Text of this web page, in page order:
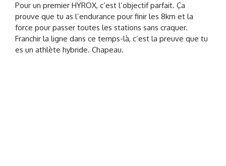
Pour un premier HYROX, c’est l’objectif parfait. Ça
prouve que tu as l’endurance pour finir les 8km et la
force pour passer toutes les stations sans craquer.
Franchir la ligne dans ce temps-là, c’est la preuve que tu
es un athlète hybride. Chapeau.